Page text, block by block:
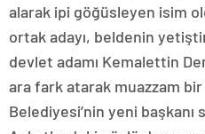
alarak ipi göğüsleyen isim
ortak adayı, beldenin
devlet adamı Kemalettin
ara fark atarak muazzam
Belediyesi’nin yeni başkanı